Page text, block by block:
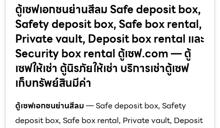
ตู้เซฟเอกชนย่านสีลม Safe deposit box,
Safety deposit box, Safe box rental,
Private vault, Deposit box rental และ
Security box rental ตู้เซฟ.com — ตู้
เซฟให้เช่า ตู้นิรภัยให้เช่า บริการเช่าตู้เซฟ
เก็บทรัพย์สินมีค่า
ตู้เซฟเอกชนย่านสีลม— Safe deposit box, Safety
deposit box, Safe box rental, Private vault, Deposit